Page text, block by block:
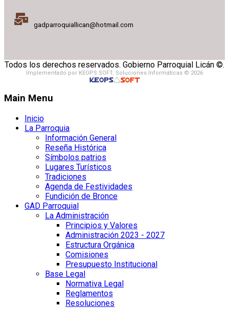
gadparroquiallican@hotmail.com
Todos los derechos reservados. Gobierno Parroquial Licán ©.
Implementado por KEOPS SOFT. Soluciones Informáticas © 2026
Main Menu
Inicio
La Parroquia
Información General
Reseña Histórica
Símbolos patrios
Lugares Turísticos
Tradiciones
Agenda de Festividades
Fundición de Bronce
GAD Parroquial
La Administración
Principios y Valores
Administración 2023 - 2027
Estructura Orgánica
Comisiones
Presupuesto Institucional
Base Legal
Normativa Legal
Reglamentos
Resoluciones